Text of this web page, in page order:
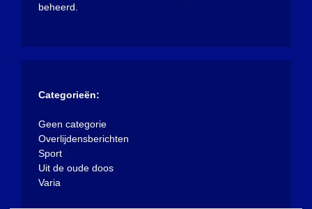
beheerd.
Categorieën:
Geen categorie
Overlijdensberichten
Sport
Uit de oude doos
Varia